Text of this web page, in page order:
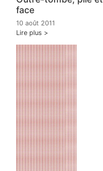
face
10 août 2011
Lire plus